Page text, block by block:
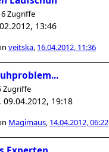
Zugriffe
13:46
veitska, 16.04.2012, 11:36
Zugriffe
, 09.04.2012, 19:18
Magimaus, 14.04.2012, 06:22